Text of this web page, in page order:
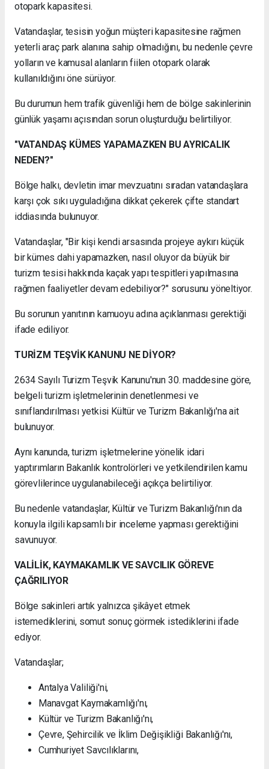
otopark kapasitesi.
Vatandaşlar, tesisin yoğun müşteri kapasitesine rağmen
yeterli araç park alanına sahip olmadığını, bu nedenle çevre
yolların ve kamusal alanların fiilen otopark olarak
kullanıldığını öne sürüyor.
Bu durumun hem trafik güvenliği hem de bölge sakinlerinin
günlük yaşamı açısından sorun oluşturduğu belirtiliyor.
"VATANDAŞ KÜMES YAPAMAZKEN BU AYRICALIK
NEDEN?"
Bölge halkı, devletin imar mevzuatını sıradan vatandaşlara
karşı çok sıkı uyguladığına dikkat çekerek çifte standart
iddiasında bulunuyor.
Vatandaşlar, "Bir kişi kendi arsasında projeye aykırı küçük
bir kümes dahi yapamazken, nasıl oluyor da büyük bir
turizm tesisi hakkında kaçak yapı tespitleri yapılmasına
rağmen faaliyetler devam edebiliyor?" sorusunu yöneltiyor.
Bu sorunun yanıtının kamuoyu adına açıklanması gerektiği
ifade ediliyor.
TURİZM TEŞVİK KANUNU NE DİYOR?
2634 Sayılı Turizm Teşvik Kanunu'nun 30. maddesine göre,
belgeli turizm işletmelerinin denetlenmesi ve
sınıflandırılması yetkisi Kültür ve Turizm Bakanlığı'na ait
bulunuyor.
Aynı kanunda, turizm işletmelerine yönelik idari
yaptırımların Bakanlık kontrolörleri ve yetkilendirilen kamu
görevlilerince uygulanabileceği açıkça belirtiliyor.
Bu nedenle vatandaşlar, Kültür ve Turizm Bakanlığı'nın da
konuyla ilgili kapsamlı bir inceleme yapması gerektiğini
savunuyor.
VALİLİK, KAYMAKAMLIK VE SAVCILIK GÖREVE
ÇAĞRILIYOR
Bölge sakinleri artık yalnızca şikâyet etmek
istemediklerini, somut sonuç görmek istediklerini ifade
ediyor.
Vatandaşlar;
Antalya Valiliği'ni,
Manavgat Kaymakamlığı'nı,
Kültür ve Turizm Bakanlığı'nı,
Çevre, Şehircilik ve İklim Değişikliği Bakanlığı'nı,
Cumhuriyet Savcılıklarını,